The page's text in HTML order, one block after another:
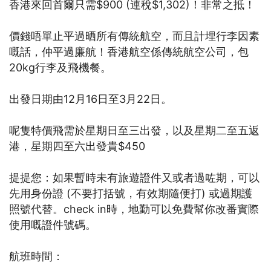
香港來回首爾只需$900 (連稅$1,302)！非常之抵！
價錢唔單止平過晒所有傳統航空，而且計埋行李因素
嘅話，仲平過廉航！香港航空係傳統航空公司，包
20kg行李及飛機餐。
出發日期由12月16日至3月22日。
呢隻特價飛需於星期日至三出發，以及星期二至五返
港，星期四至六出發貴$450
提提您：如果暫時未有旅遊證件又或者過咗期，可以
先用身份證 (不要打括號，有效期隨便打) 或過期護
照號代替。check in時，地勤可以免費幫你改番實際
使用嘅證件號碼。
航班時間：